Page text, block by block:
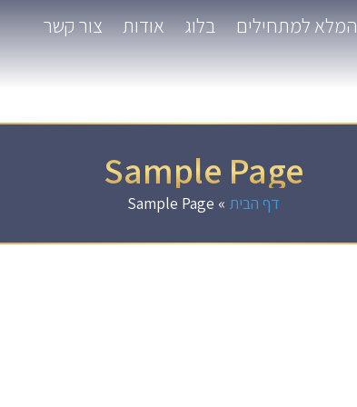
למתחילים בלוג אודות צור קשר
Sample Page
דף הבית »
Sample Page